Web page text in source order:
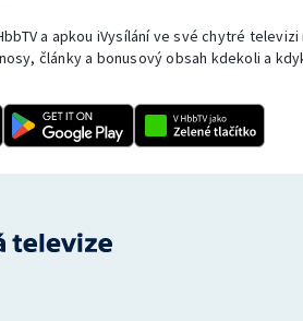
a apkou iVysílání ve své chytré
články a bonusový obsah kdekoli a